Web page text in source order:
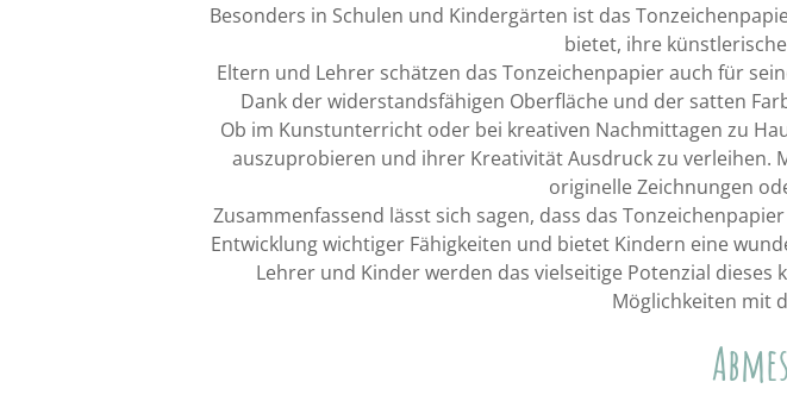
Besonders in Schulen und Kindergärten ist das
bietet, ihre
Eltern und Lehrer schätzen das Tonzeichenpapier auch für
Dank der widerstandsfähigen Oberfläche und der satten
Ob im Kunstunterricht oder bei kreativen Nachmittagen zu
auszuprobieren und ihrer Kreativität Ausdruck zu verleihen.
originelle Zeichnungen
Zusammenfassend lässt sich sagen, dass das
Entwicklung wichtiger Fähigkeiten und bietet Kindern eine
Lehrer und Kinder werden das vielseitige Potenzial
Möglichkeiten mit